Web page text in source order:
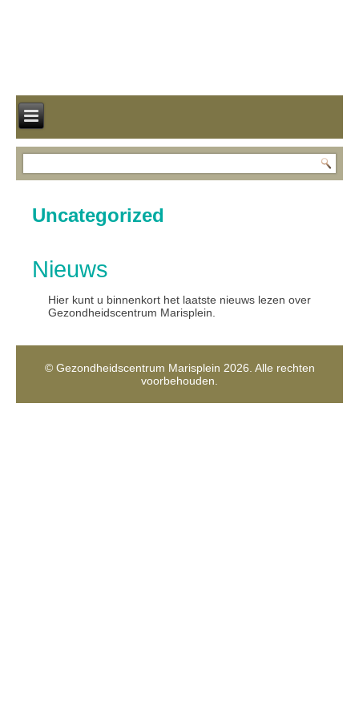
Uncategorized
Nieuws
Hier kunt u binnenkort het laatste nieuws lezen over
Gezondheidscentrum Marisplein.
© Gezondheidscentrum Marisplein 2026. Alle rechten
voorbehouden.